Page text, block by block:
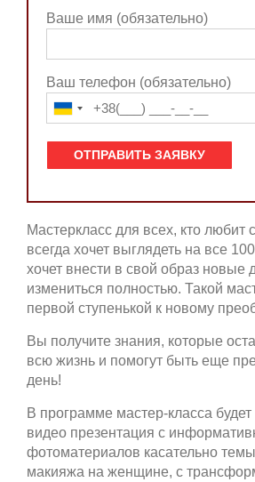
Ваше имя (обязательно)
Ваш телефон (обязательно)
Мастеркласс для всех, кто любит
всегда хочет выглядеть на все
хочет внести в свой образ новые
измениться полностью. Такой
первой ступенькой к новому
Вы получите знания, которые
всю жизнь и помогут быть еще
день!
В программе мастер-класса
видео презентация с
фотоматериалов касательно
макияжа на женщине, с